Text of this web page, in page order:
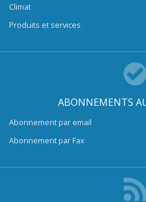
Climat
Produits et services
ABONNEMENTS
Abonnement par email
Abonnement par Fax